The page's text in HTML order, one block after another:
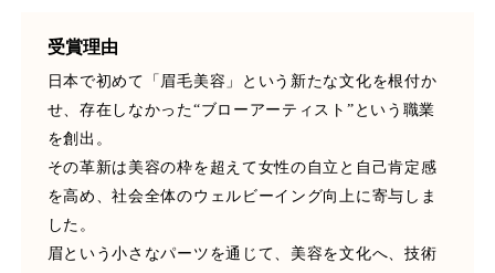
受賞理由
日本で初めて「眉毛美容」という新たな文化を根付か
せ、存在しなかった“ブローアーティスト”という職業
を創出。
その革新は美容の枠を超えて女性の自立と自己肯定感
を高め、社会全体のウェルビーイング向上に寄与しま
した。
眉という小さなパーツを通じて、美容を文化へ、技術